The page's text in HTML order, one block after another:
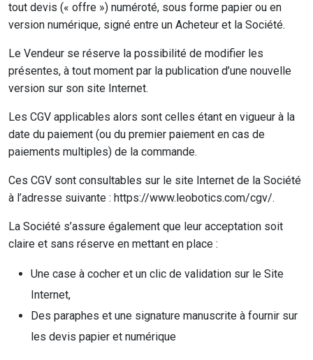
tout devis (« offre ») numéroté, sous forme papier ou en
version numérique, signé entre un Acheteur et la Société.
Le Vendeur se réserve la possibilité de modifier les
présentes, à tout moment par la publication d’une nouvelle
version sur son site Internet.
Les CGV applicables alors sont celles étant en vigueur à la
date du paiement (ou du premier paiement en cas de
paiements multiples) de la commande.
Ces CGV sont consultables sur le site Internet de la Société
à l’adresse suivante : https://www.leobotics.com/cgv/.
La Société s’assure également que leur acceptation soit
claire et sans réserve en mettant en place :
Une case à cocher et un clic de validation sur le Site
Internet,
Des paraphes et une signature manuscrite à fournir sur
les devis papier et numérique